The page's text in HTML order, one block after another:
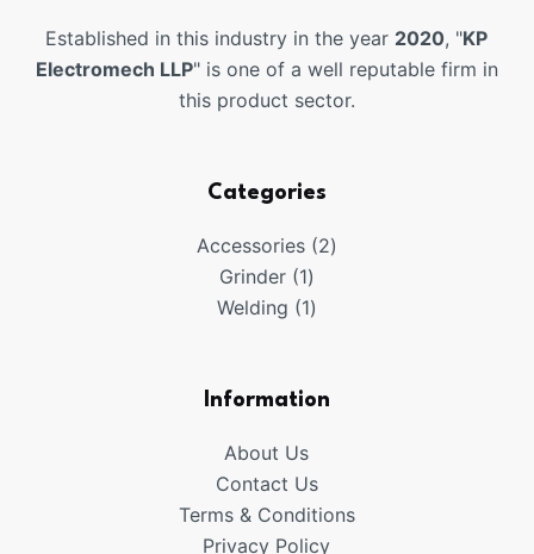
Established in this industry in the year 2020, "KP
Electromech LLP" is one of a well reputable firm in
this product sector.
Categories
Accessories 22
Grinder 11
product
Welding 11
Information
About Us
Contact Us
Terms & Conditions
Privacy Policy